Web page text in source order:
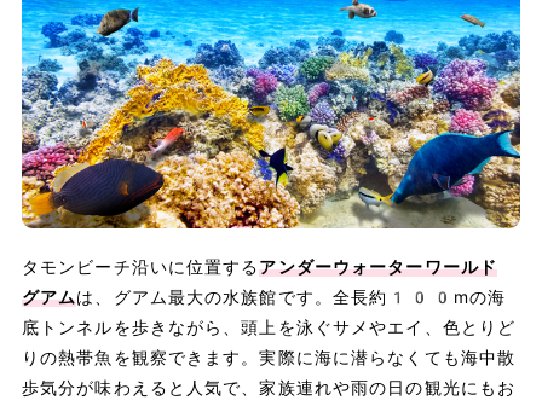
タモンビーチ沿いに位置するアンダーウォーターワールド
グアムは、グアム最大の水族館です。全長約100mの海
底トンネルを歩きながら、頭上を泳ぐサメやエイ、色とりど
りの熱帯魚を観察できます。実際に海に潜らなくても海中散
歩気分が味わえると人気で、家族連れや雨の日の観光にもお